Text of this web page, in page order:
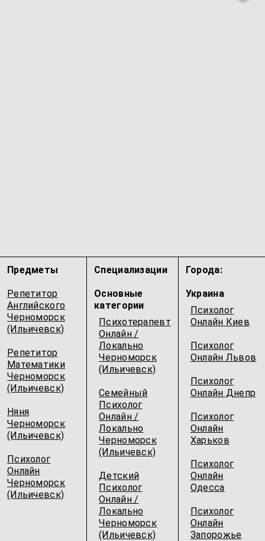
Предметы
Репетитор
Английского
Черноморск
(Ильичевск)
Репетитор
Математики
Черноморск
(Ильичевск)
Няня
Черноморск
(Ильичевск)
Психолог
Онлайн
Черноморск
(Ильичевск)
Специализации
Основные
категории
Психотерапевт
Онлайн /
Локально
Черноморск
(Ильичевск)
Семейный
Психолог
Онлайн /
Локально
Черноморск
(Ильичевск)
Детский
Психолог
Онлайн /
Локально
Черноморск
(Ильичевск)
Города:
Украина
Психолог
Онлайн Киев
Психолог
Онлайн Львов
Психолог
Онлайн Днепр
Психолог
Онлайн
Харьков
Психолог
Онлайн
Одесcа
Психолог
Онлайн
Запорожье